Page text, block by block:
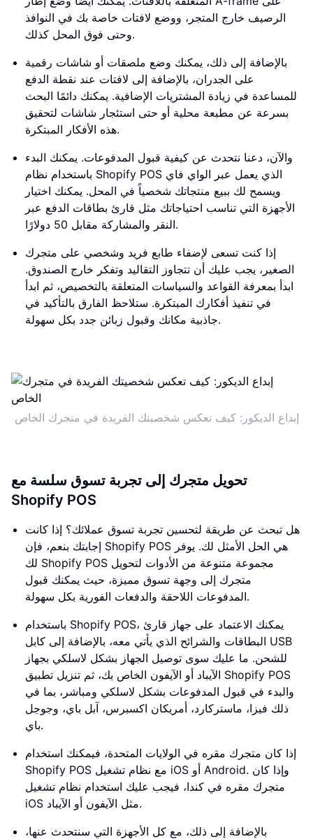
الرصيف خارج المتجر، ووضع لافتات خاصة بك في النوافذ
وحتى فوق المحل كذلك.
بالإضافة إلى ذلك، يمكنك وضع ملصقات أو شاشات رقمية
على الجدران، بالإضافة إلى لافتات عند نقطة الدفع
للمساعدة في زيادة المشتريات الإضافية. يمكنك دائمًا البحث
بسرعة عن مطبعة محلية أو حتى استئجار شاشات لتحقيق
هذه الأفكار المبتكرة.
والآن، دعنا نتحدث عن كيفية قبول المدفوعات. يمكنك البدء
باستخدام نظام Shopify POS الذي يعمل عبر الواي فاي
ويسمح لك ببيع منتجاتك شخصياً في المحل. يمكنك اختيار
الأجهزة التي تناسب احتياجاتك مثل قارئ بطاقات الدفع عبر
النقر والمشاركة مقابل 50 دولارًا.
إذا كنت تسعى لإضفاء طابع فريد وشخصي على متجرك
الصغير، يجب عليك أن تتجاوز التقاليد وتفكر خارج الصندوق.
ابدأ بمعرفة القواعد والسياسات المتعلقة بالتخصيص، ثم ابدأ
في تنفيذ أفكارك المبتكرة. ستلاحظ الفارق بالتأكيد في
جاذبية مكانك وقبول زبائن جدد بكل سهولة.
إبداع الديكور: كيف تعكس شخصيتك الفريدة في متجرك الخاص
تحويل متجرك إلى تجربة تسوق سلسة مع
Shopify POS
هل تبحث عن طريقة لتحسين تجربة تسوق عملائك؟ إذا كانت
إجابتك بنعم، فإن Shopify POS هي الحل الأمثل لك. يوفر
لك Shopify POS مجموعة متنوعة من الأدوات لتحويل
متجرك إلى وجهة تسوق مميزة، حيث يمكنك قبول
المدفوعات اللاحقة والدفعات الفورية بكل سهولة.
باستخدام Shopify POS، يمكنك الاعتماد على جهاز قارئ
البطاقات والشرائح الذي يأتي معه، بالإضافة إلى كابل USB
للشحن. ما عليك سوى توصيل الجهاز بشكل لاسلكي بجهاز
الآيباد أو الآيفون الخاص بك، ثم تنزيل تطبيق Shopify POS
والبدء في قبول المدفوعات بشكل لاسلكي ومباشر، بما في
ذلك فيزا، ماستركارد، أمريكان اكسبرس، آبل باي، وجوجل
باي.
إذا كان متجرك مقره في الولايات المتحدة، فيمكنك استخدام
Shopify POS مع نظام تشغيل iOS أو Android. وإذا كان
متجرك مقره في كندا، فيجب عليك استخدام نظام تشغيل
iOS مثل الآيفون أو الآيباد.
بالإضافة إلى ذلك، مع كل الأجهزة التي سنتحدث عنها،